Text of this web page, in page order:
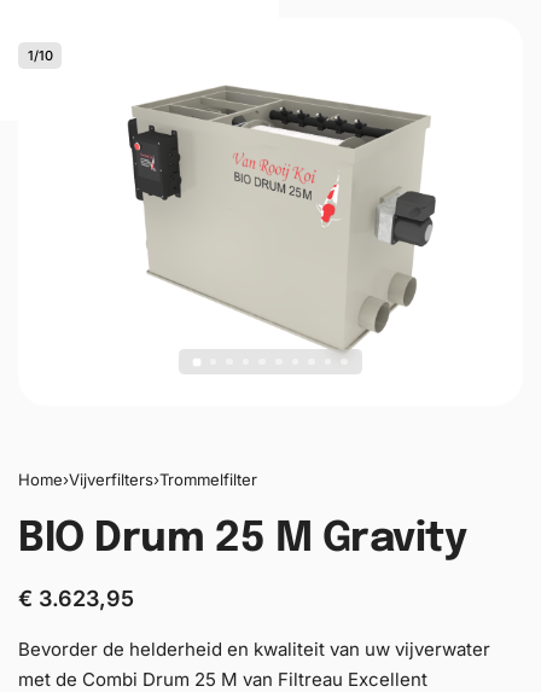
1/10
Home›Vijverfilters›Trommelfilter
BIO Drum 25 M Gravity
€ 3.623,95
Bevorder de helderheid en kwaliteit van uw vijverwater
met de Combi Drum 25 M van Filtreau Excellent